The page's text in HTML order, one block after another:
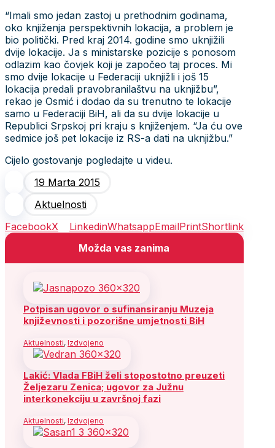
“Imali smo jedan zastoj u prethodnim godinama,
oko knjiženja perspektivnih lokacija, a problem je
bio politički. Pred kraj 2014. godine smo uknjižili
dvije lokacije. Ja s ministarske pozicije s ponosom
odlazim kao čovjek koji je započeo taj proces. Mi
smo dvije lokacije u Federaciji uknjižli i još 15
lokacija predali pravobranilaštvu na uknjižbu”,
rekao je Osmić i dodao da su trenutno te lokacije
samo u Federaciji BiH, ali da su dvije lokacije u
Republici Srpskoj pri kraju s knjiženjem. “Ja ću ove
sedmice još pet lokacije iz RS-a dati na uknjižbu.”
Cijelo gostovanje pogledajte u videu.
19 Marta 2015
Aktuelnosti
FacebookX LinkedinWhatsappEmailPrintShortlink
Možda vas zanima
Potpisan ugovor o sufinansiranju Muzeja
književnosti i pozorišne umjetnosti BiH
Aktuelnosti, Izdvojeno
Lakić: Vlada FBiH želi stopostotno preuzeti
Željezaru Zenica; ugovor za Južnu
interkonekciju u završnoj fazi
Aktuelnosti, Izdvojeno